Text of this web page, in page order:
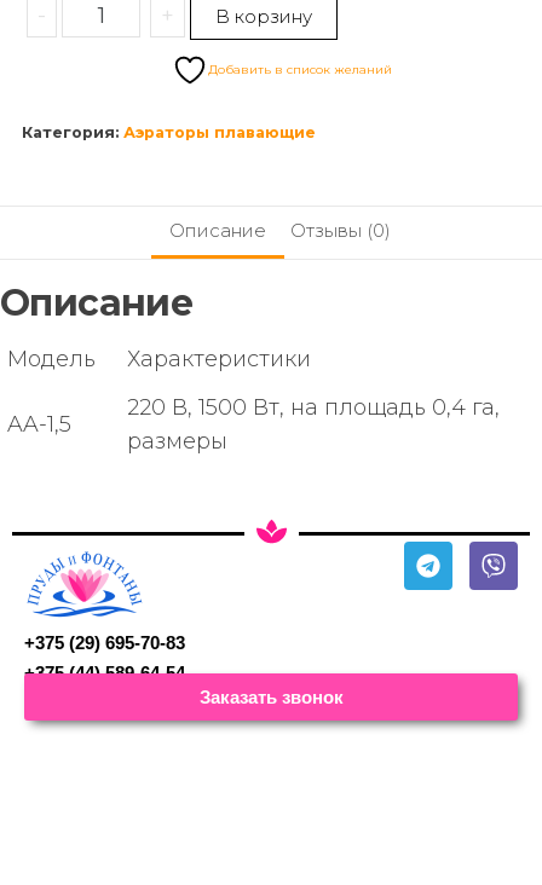
-
+ В корзину
Добавить в список желаний
Категория: Аэраторы плавающие
Описание Отзывы (0)
Описание
Модель Характеристики
AA-1,5
220 В, 1500 Вт, на площадь 0,4 га,
размеры
+375 (29) 695-70-83
+375 (44) 589-64-54
Заказать звонок